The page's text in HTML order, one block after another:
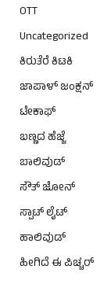
OTT
Uncategorized
ಕಿರುತೆರೆ ಕಿಟಕಿ
ಜಾಪಾಳ್ ಜಂಕ್ಷನ್
ಟೇಕಾಫ್
ಬಣ್ಣದ ಹೆಜ್ಜೆ
ಬಾಲಿವುಡ್
ಸೌತ್ ಜೋನ್
ಸ್ಪಾಟ್ ಲೈಟ್
ಹಾಲಿವುಡ್
ಹೀಗಿದೆ ಈ ಪಿಚ್ಚರ್